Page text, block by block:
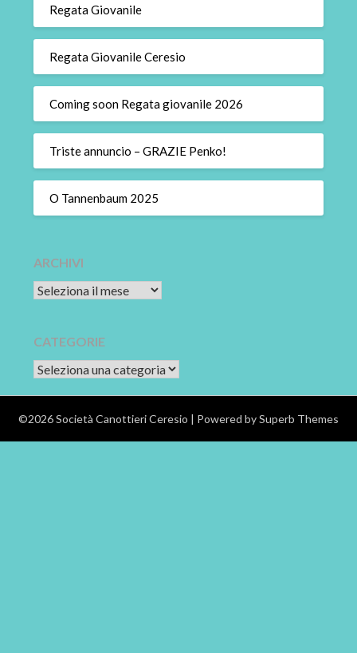
Regata Giovanile
Regata Giovanile Ceresio
Coming soon Regata giovanile 2026
Triste annuncio – GRAZIE Penko!
O Tannenbaum 2025
ARCHIVI
Archivi
CATEGORIE
CATEGORIE
©2026 Società Canottieri Ceresio | Powered bySuperb Themes